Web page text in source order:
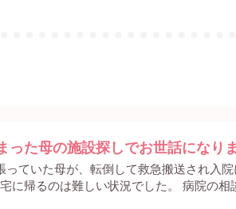
った母の施設探しでお世話になり
っていた母が、転倒して救急搬送され入
に帰るのは難しい状況でした。 病院の相